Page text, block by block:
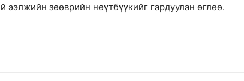
ээлжийн зөөврийн нөүтбүүкийг гардуулан өглөө.